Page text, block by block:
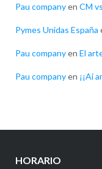
Pau companyen CM
Pymes Unidas España
Pau companyen El
Pau companyen ¡¡Ai
HORARIO